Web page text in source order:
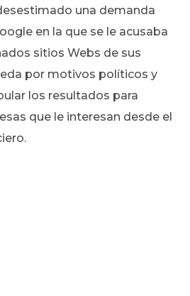
una demanda
en la que se le acusaba
sitios Webs de sus
por motivos políticos y
los resultados para
que le interesan desde el